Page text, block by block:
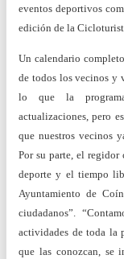
eventos deportivos
edición de la
Un calendario
de todos los vecinos y
lo que la
actualizaciones, pero
que nuestros vecinos
Por su parte, el regidor
deporte y el tiempo
Ayuntamiento de
ciudadanos”.
actividades de toda la
que las conozcan, se